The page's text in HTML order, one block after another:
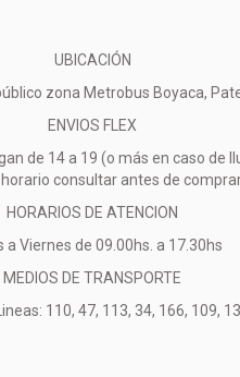
UBICACIÓN
zona Metrobus Boyaca,
ENVIOS FLEX
de 14 a 19 (o más en caso de
consultar antes de
HORARIOS DE ATENCION
a Viernes de 09.00hs. a 17.30hs
MEDIOS DE TRANSPORTE
110, 47, 113, 34, 166, 109,